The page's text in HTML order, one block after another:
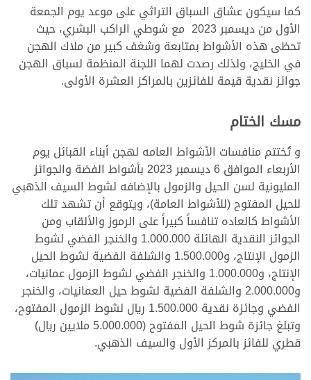
كما سيكون عشاق السباق التراثي على موعد يوم الجمعة
الأول من ديسمبر 2023 مع شوطي الراكب البشري، حيث
تحظى هذه الأشواط بمتابعة وشغف كبير من ملاك الهجن
في الخليج، ولذلك رصدت لهما اللجنة المنظمة لسباق الهجن
جوائز نقدية قيمة للفائزين بالمراكز العشرة الأولى.
مسك الختام
و تُختتم منافسات الأشواط العامه لهجن أبناء القبائل يوم
الأربعاء الموافق 6 ديسمبر 2023 بأشواط الفضة والجوائز
المليونية لسن الحيل والزمول بالإضافه لشوط السيف الذهبي
للحيل المفتوح (للأشواط العامة)، ويتوقع أن تشهد تلك
الأشواط كالعاده تنافساً كبيراً على الرموز والألقاب ومن
الجوائز النقدية الهائلة 1.000.000 والخنجر الفضي لشوط
الزمول الإنتاج، و1.500.000 والشلفة الفضية لشوط الحيل
الإنتاج، و1.000.000 والخنجر الفضي لشوط الزمول عمانيات،
و2.000.000 والشلفة الفضية لشوط حيل العمانيات، والخنجر
الفضي وجائزة نقدية 1.500.000 ريال لشوط الزمول المفتوح،
وتبلغ جائزة شوط الحيل المفتوح (5.000.000 ملايين ريال)
قطري للفائز بالمركز الأول والسيف الذهبي.